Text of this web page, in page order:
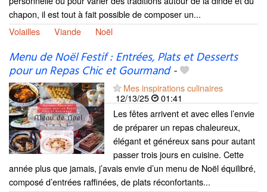
chapon, il est tout à fait possible de composer un...
Volailles
Viande Noël
Menu de Noël Festif : Entrées, Plats et Desserts
pour un Repas Chic et Gourmand-
Mes inspirations culinaires
12/13/25
01:41
Les fêtes arrivent et avec elles l’envie
de préparer un repas chaleureux,
élégant et généreux sans pour autant
passer trois jours en cuisine. Cette
année plus que jamais, j’avais envie d’un menu de Noël équilibré,
composé d’entrées raffinées, de plats réconfortants...